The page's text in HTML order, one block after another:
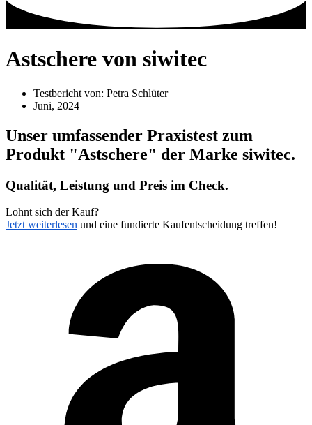
Astschere von siwitec
Testbericht von: Petra Schlüter
Juni, 2024
Unser umfassender Praxistest zum
Produkt "Astschere" der Marke siwitec.
Qualität, Leistung und Preis im Check.
Lohnt sich der Kauf?
Jetzt weiterlesen und eine fundierte Kaufentscheidung treffen!